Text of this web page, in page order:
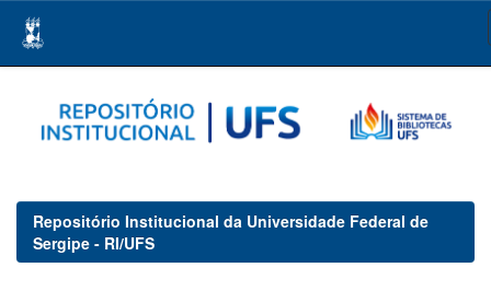
navigation
Repositório Institucional da Universidade Federal de
Sergipe - RI/UFS